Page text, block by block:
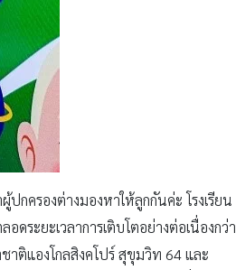
ปกครองต่างมองหาให้ลูกกันค่ะ โรงเรียน
ระยะเวลาการเติบโตอย่างต่อเนื่องกว่า
าติแองโกลสิงคโปร์ สุขุมวิท 64 และ